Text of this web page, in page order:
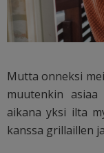
Mutta onneksi
muutenkin
aikana yksi ilta
kanssa grillaillen